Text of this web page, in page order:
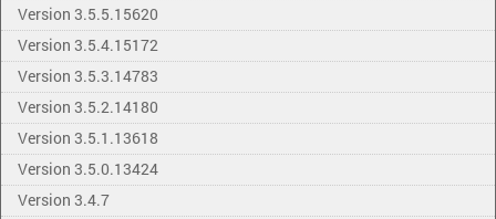
Version 3.5.5.15620
Version 3.5.4.15172
Version 3.5.3.14783
Version 3.5.2.14180
Version 3.5.1.13618
Version 3.5.0.13424
Version 3.4.7